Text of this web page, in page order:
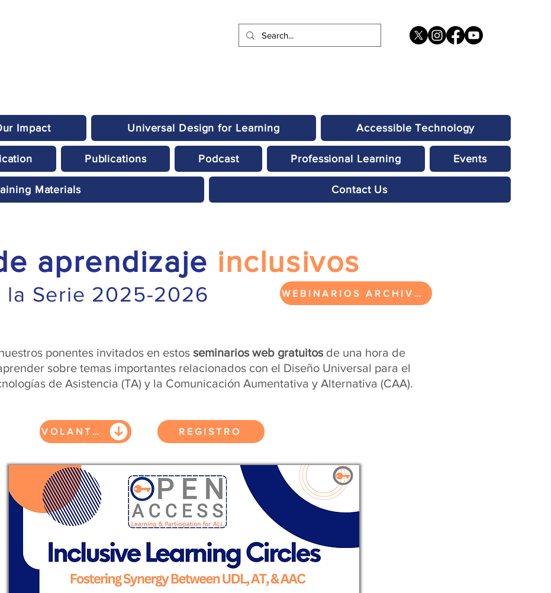
Impact Universal Design for Learning Accessible Technology
Publications Podcast Professional Learning Events
Materials Contact Us
aprendizaje inclusivos
la Serie 2025-2026 WEBINARIOS ARCHIVADOS
ponentes invitados en estos seminarios web gratuitos de una hora de
sobre temas importantes relacionados con el Diseño Universal para el
de Asistencia (TA) y la Comunicación Aumentativa y Alternativa (CAA).
VOLANTES REGISTRO